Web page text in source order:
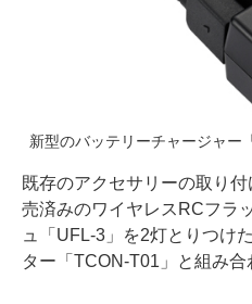
新型のバッテリーチャージャー
既存のアクセサリーの取り
売済みのワイヤレスRCフラ
ュ「UFL-3」を2灯とりつけ
ター「TCON-T01」と組み合